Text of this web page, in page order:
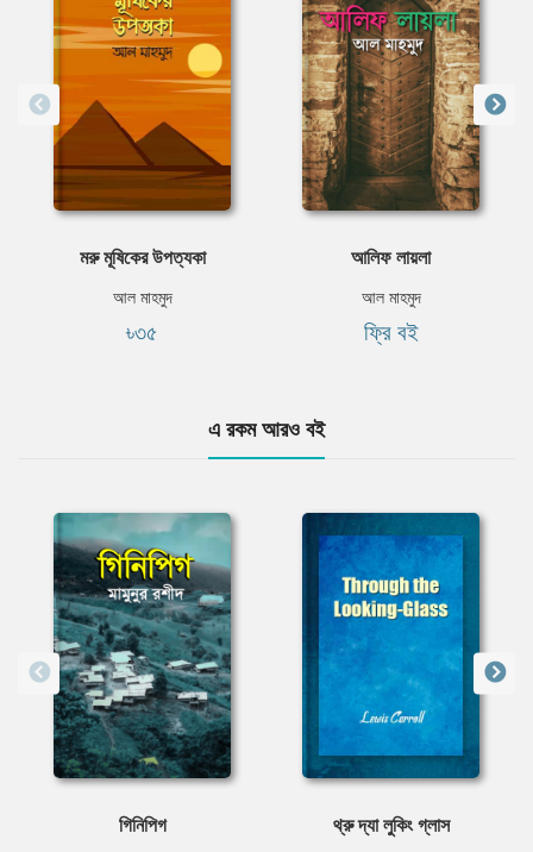
মরু মূষিকের উপত্যকা
আল মাহমুদ
৳৩৫
আলিফ লায়লা
আল মাহমুদ
ফ্রি বই
এ রকম আরও বই
গিনিপিগ থ্রু দ্যা লুকিং গ্লাস